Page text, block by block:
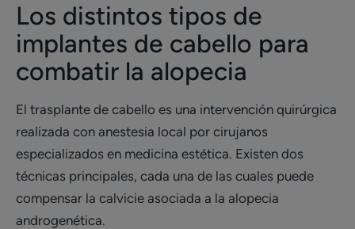
Los distintos tipos de
implantes de cabello para
combatir la alopecia
El trasplante de cabello es una intervención quirúrgica
realizada con anestesia local por cirujanos
especializados en medicina estética. Existen dos
técnicas principales, cada una de las cuales puede
compensar la calvicie asociada a la alopecia
androgenética.